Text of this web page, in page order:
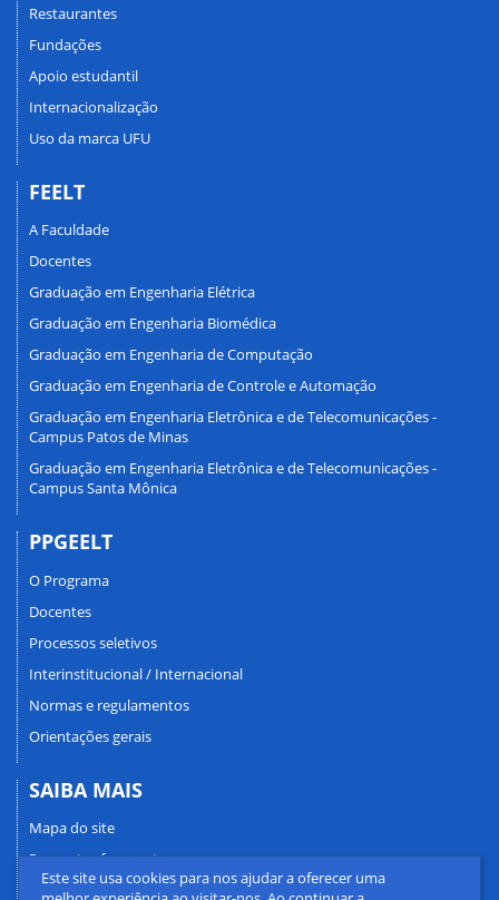
Este site usa cookies para nos ajudar a oferecer uma
Restaurantes
Fundações
Apoio estudantil
Internacionalização
Uso da marca UFU
FEELT
A Faculdade
Docentes
Graduação em Engenharia Elétrica
Graduação em Engenharia Biomédica
Graduação em Engenharia de Computação
Graduação em Engenharia de Controle e Automação
Graduação em Engenharia Eletrônica e de Telecomunicações -
Campus Patos de Minas
Graduação em Engenharia Eletrônica e de Telecomunicações -
Campus Santa Mônica
PPGEELT
O Programa
Docentes
Processos seletivos
Interinstitucional / Internacional
Normas e regulamentos
Orientações gerais
SAIBA MAIS
Mapa do site
Perguntas frequentes
Fale conosco